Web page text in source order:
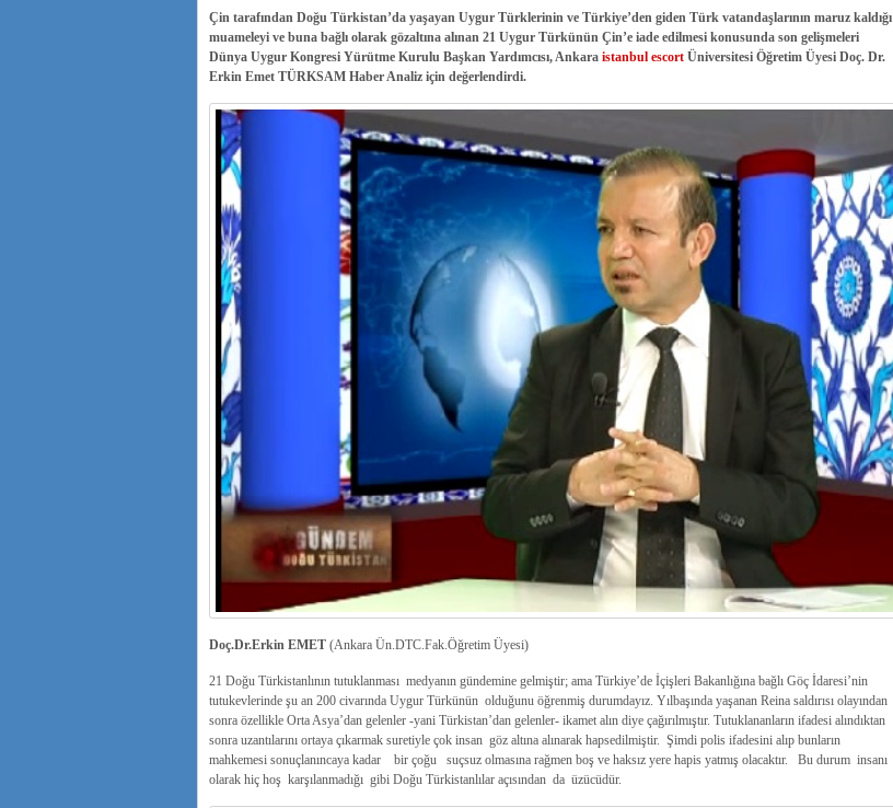
Çin tarafından Doğu Türkistan’da yaşayan Uygur Türklerinin ve Türkiye’den giden Türk vatandaşlarının maruz kaldığı
muameleyi ve buna bağlı olarak gözaltına alınan 21 Uygur Türkünün Çin’e iade edilmesi konusunda son gelişmeleri
Dünya Uygur Kongresi Yürütme Kurulu Başkan Yardımcısı, Ankara istanbul escortÜniversitesi Öğretim Üyesi Doç. Dr.
Erkin Emet TÜRKSAM Haber Analiz için değerlendirdi.
Doç.Dr.Erkin EMET(Ankara Ün.DTC.Fak.Öğretim Üyesi)
21 Doğu Türkistanlının tutuklanması medyanın gündemine gelmiştir; ama Türkiye’de İçişleri Bakanlığına bağlı Göç İdaresi’nin
tutukevlerinde şu an 200 civarında Uygur Türkünün olduğunu öğrenmiş durumdayız. Yılbaşında yaşanan Reina saldırısı olayından
sonra özellikle Orta Asya’dan gelenler -yani Türkistan’dan gelenler- ikamet alın diye çağırılmıştır. Tutuklananların ifadesi alındıktan
sonra uzantılarını ortaya çıkarmak suretiyle çok insan göz altına alınarak hapsedilmiştir. Şimdi polis ifadesini alıp bunların
mahkemesi sonuçlanıncaya kadar bir çoğu suçsuz olmasına rağmen boş ve haksız yere hapis yatmış olacaktır. Bu durum insanı
olarak hiç hoş karşılanmadığı gibi Doğu Türkistanlılar açısından da üzücüdür.